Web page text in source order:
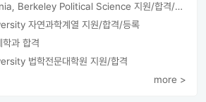
University of California, Berkeley Political Science 지원/합격/등록
자연과학계열 지원/합격/등록
과 합격
법학전문대학원 지원/합격
more >